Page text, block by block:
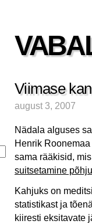
Viimase
august 3, 2007
Nädala alguses
Henrik
sama rääkisid,
suitsetamine
Kahjuks on
statistikast ja
kiiresti eksitavate